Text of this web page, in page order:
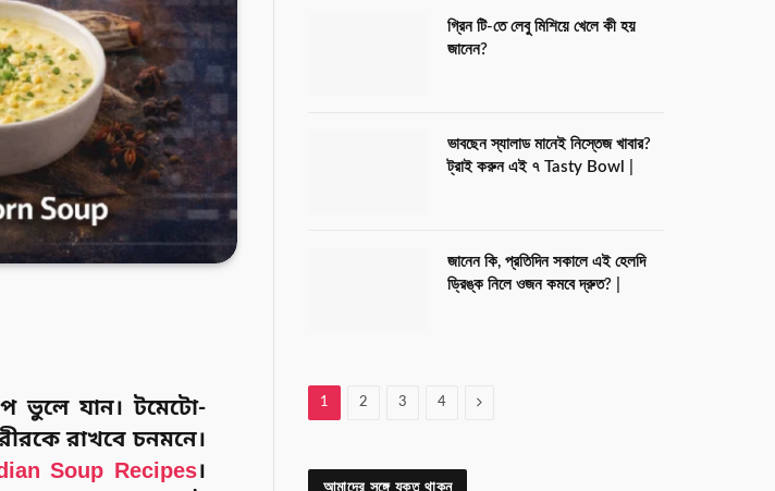
ভুলে যান। টমেটো-
রাখবে চনমনে।
Soup Recipes।
গ্রিন টি-তে লেবু মিশিয়ে খেলে কী হয়
জানেন?
ভাবছেন স্যালাড মানেই নিস্তেজ খাবার?
ট্রাই করুন এই ৭ Tasty Bowl |
জানেন কি, প্রতিদিন সকালে এই হেলদি
ড্রিঙ্ক নিলে ওজন কমবে দ্রুত? |
1 2 3 4 Next
আমাদের সঙ্গে যুক্ত থাকুন